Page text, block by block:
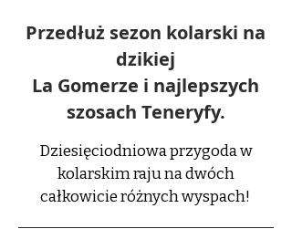
Przedłuż sezon kolarski na
dzikiej
La Gomerze i najlepszych
szosach Teneryfy.
Dziesięciodniowa przygoda w
kolarskim raju na dwóch
całkowicie różnych wyspach!